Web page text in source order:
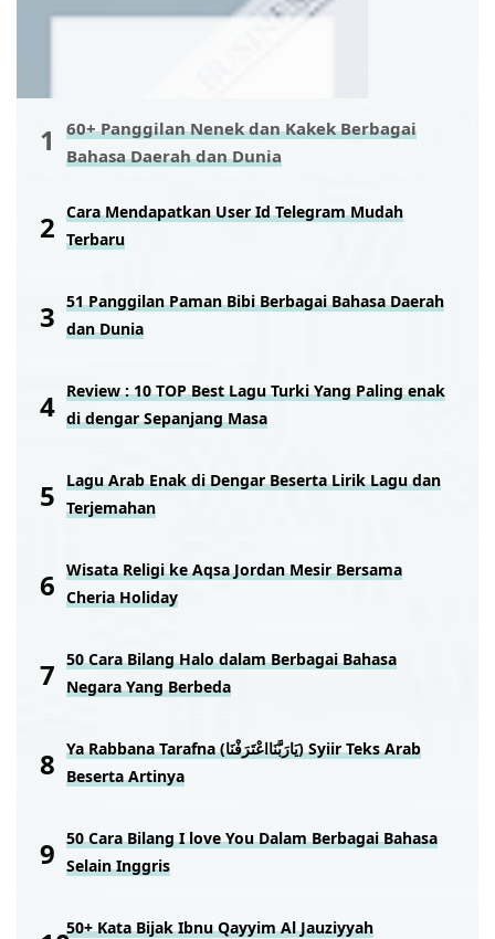
60+ Panggilan Nenek dan Kakek Berbagai
Bahasa Daerah dan Dunia
Cara Mendapatkan User Id Telegram Mudah
Terbaru
51 Panggilan Paman Bibi Berbagai Bahasa Daerah
dan Dunia
Review : 10 TOP Best Lagu Turki Yang Paling enak
di dengar Sepanjang Masa
Lagu Arab Enak di Dengar Beserta Lirik Lagu dan
Terjemahan
Wisata Religi ke Aqsa Jordan Mesir Bersama
Cheria Holiday
50 Cara Bilang Halo dalam Berbagai Bahasa
Negara Yang Berbeda
Ya Rabbana Tarafna (يَارَبَّنَااعْتَرَفْنَا) Syiir Teks Arab
Beserta Artinya
50 Cara Bilang I love You Dalam Berbagai Bahasa
Selain Inggris
50+ Kata Bijak Ibnu Qayyim Al Jauziyyah